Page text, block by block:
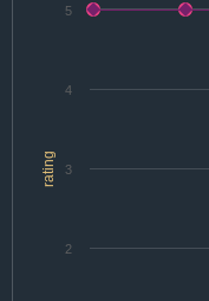
rating
2
3
4
5